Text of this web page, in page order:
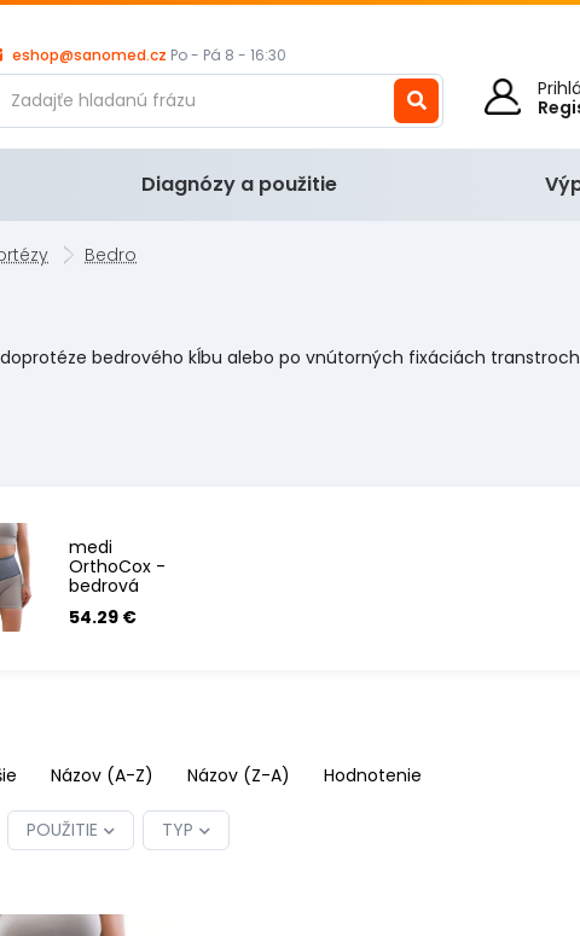
eshop@sanomed.cz Po - Pá 8 - 16:30
Diagnózy a použitie
Bedro
bedrového kĺbu alebo po vnútorných fixáciách
medi
OrthoCox -
bedrová
ortéza
54.29 €
Názov (A-Z) Názov (Z-A) Hodnotenie
POUŽITIE TYP